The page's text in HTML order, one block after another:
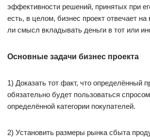
эффективности решений, принятых при
есть, в целом, бизнес проект отвечает
ли смысл вкладывать деньги в тот или
Основные задачи бизнес проекта
1) Доказать тот факт, что определённый
обязательно будет пользоваться
определённой категории покупателей.
2) Установить размеры рынка сбыта